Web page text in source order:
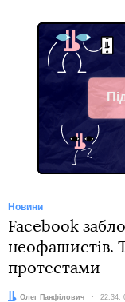
Новини
Facebook
неофашистів.
протестами
Автор:
Олег Панфілович Дата:
22:34,